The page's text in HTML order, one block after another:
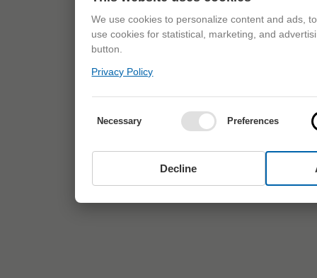
We use cookies to personalize content and ads,
use cookies for statistical, marketing, and
button.
Privacy Policy
Necessary Preferences
Decline